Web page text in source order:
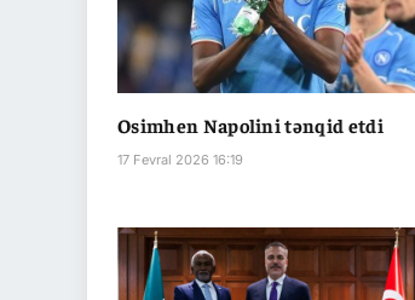
Osimhen Napolini tənqid etdi
17 Fevral 2026 16:19